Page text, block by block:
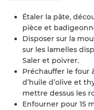
Étaler la pâte,
pièce et
Disposer sur la
sur les lamelles
Saler et poivrer.
Préchauffer le four
d’huile d’olive et
mettre dessus les
Enfourner pour 15